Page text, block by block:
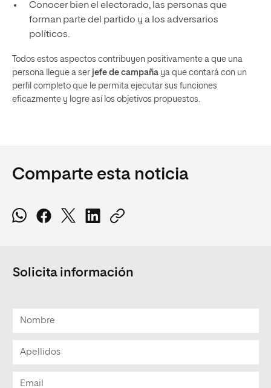
Conocer bien el electorado, las personas que
forman parte del partido y a los adversarios
políticos.
Todos estos aspectos contribuyen positivamente a que una
persona llegue a ser jefe de campaña ya que contará con un
perfil completo que le permita ejecutar sus funciones
eficazmente y logre así los objetivos propuestos.
Comparte esta noticia
Solicita información